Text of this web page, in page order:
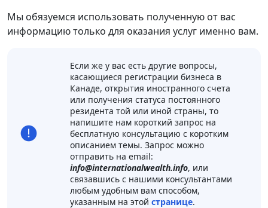
Мы обязуемся использовать полученную от вас
информацию только для оказания услуг именно вам.
Если же у вас есть другие вопросы,
касающиеся регистрации бизнеса в
Канаде, открытия иностранного счета
или получения статуса постоянного
резидента той или иной страны, то
напишите нам короткий запрос на
бесплатную консультацию с коротким
описанием темы. Запрос можно
отправить на email:
info@internationalwealth.info, или
связавшись с нашими консультантами
любым удобным вам способом,
указанным на этой странице.